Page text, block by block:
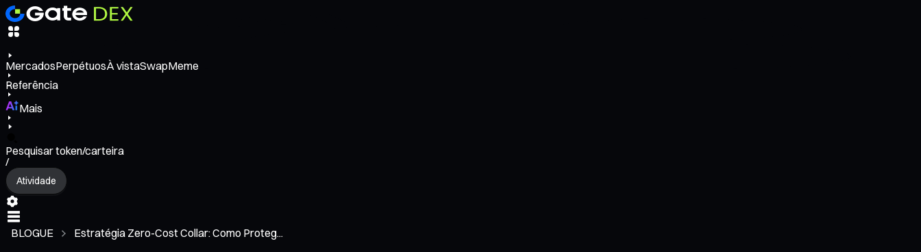
MercadosPerpétuosÀ vistaSwapMeme
Referência
Mais
Pesquisar token/carteira
/
Atividade
BLOGUE Estratégia Zero-Cost Collar: Como Proteg...